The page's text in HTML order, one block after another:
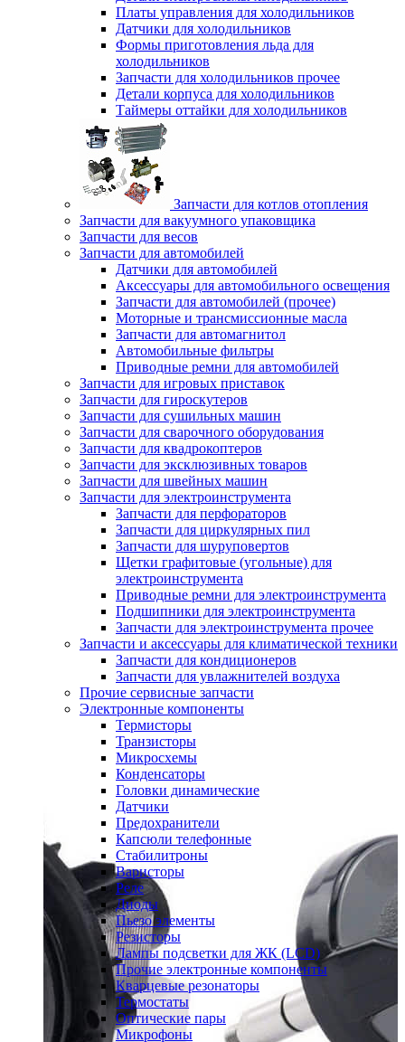
Платы управления для холодильников
Датчики для холодильников
Формы приготовления льда для
холодильников
Запчасти для холодильников прочее
Детали корпуса для холодильников
Таймеры оттайки для холодильников
Запчасти для котлов отопления
Запчасти для вакуумного упаковщика
Запчасти для весов
Запчасти для автомобилей
Датчики для автомобилей
Аксессуары для автомобильного освещения
Запчасти для автомобилей (прочее)
Моторные и трансмиссионные масла
Запчасти для автомагнитол
Автомобильные фильтры
Приводные ремни для автомобилей
Запчасти для игровых приставок
Запчасти для гироскутеров
Запчасти для сушильных машин
Запчасти для сварочного оборудования
Запчасти для квадрокоптеров
Запчасти для эксклюзивных товаров
Запчасти для швейных машин
Запчасти для электроинструмента
Запчасти для перфораторов
Запчасти для циркулярных пил
Запчасти для шуруповертов
Щетки графитовые (угольные) для
электроинструмента
Приводные ремни для электроинструмента
Подшипники для электроинструмента
Запчасти для электроинструмента прочее
Запчасти и аксессуары для климатической техники
Запчасти для кондиционеров
Запчасти для увлажнителей воздуха
Прочие сервисные запчасти
Электронные компоненты
Термисторы
Транзисторы
Микросхемы
Конденсаторы
Головки динамические
Датчики
Предохранители
Капсюли телефонные
Стабилитроны
Варисторы
Реле
Диоды
Пьезо элементы
Резисторы
Лампы подсветки для ЖК (LCD)
Прочие электронные компоненты
Кварцевые резонаторы
Термостаты
Оптические пары
Микрофоны